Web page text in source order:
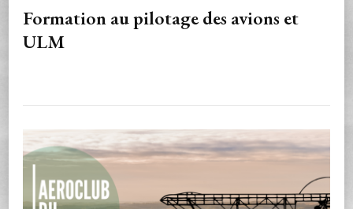
Formation au pilotage des avions et
ULM